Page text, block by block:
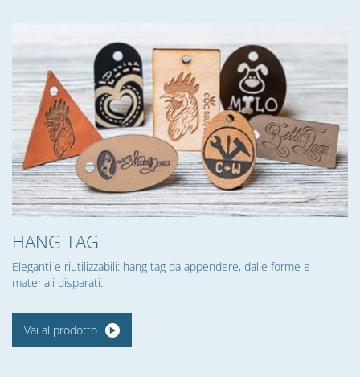
HANG TAG
Eleganti e riutilizzabili: hang tag da appendere, dalle forme e
materiali disparati.
Vai al prodotto